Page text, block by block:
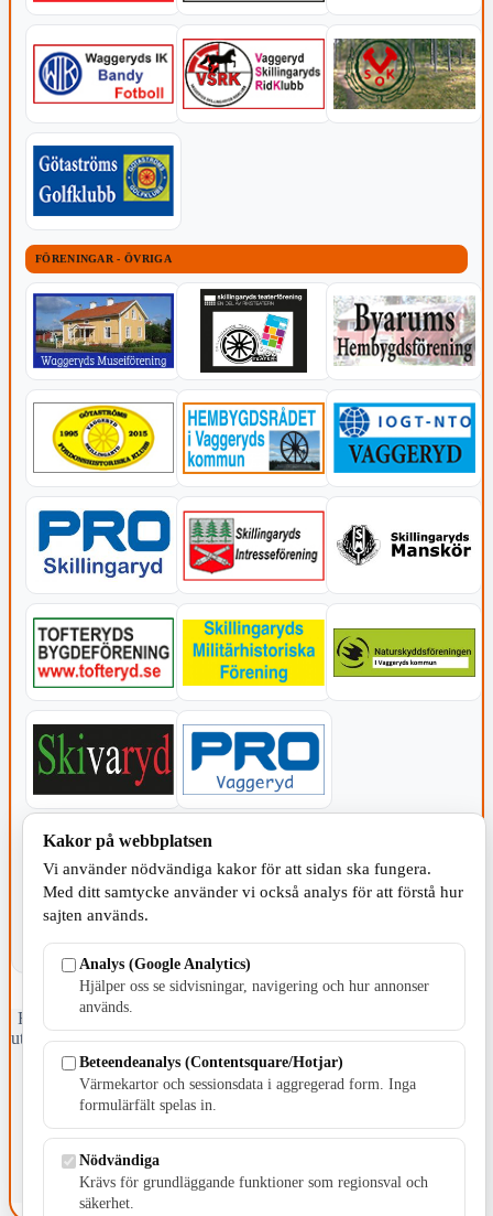
FÖRENINGAR - ÖVRIGA
KOMMUNEN
Fristående webbtidningsföretag grundat 1991 som sedan 2002 ger
ut tidningen Skillingaryd.nu och 2010 lanserades Värnamo.nu. Från
april 2026 omfattar Skillingaryd.nu tre kommuner: Gnosjö,
Värnamo och Vaggeryds kommun.
Kontakta oss
E-post: redaktionen@skillingaryd.nu
Postadress: Gisslaköp 1, 568 92 Skillingaryd
Kakinställningar
Kakor på webbplatsen
Vi använder nödvändiga kakor för att sidan ska fungera.
Med ditt samtycke använder vi också analys för att förstå hur
sajten används.
Analys (Google Analytics)
Hjälper oss se sidvisningar, navigering och hur annonser
används.
Beteendeanalys (Contentsquare/Hotjar)
Värmekartor och sessionsdata i aggregerad form. Inga
formulärfält spelas in.
Nödvändiga
Krävs för grundläggande funktioner som regionsval och
säkerhet.